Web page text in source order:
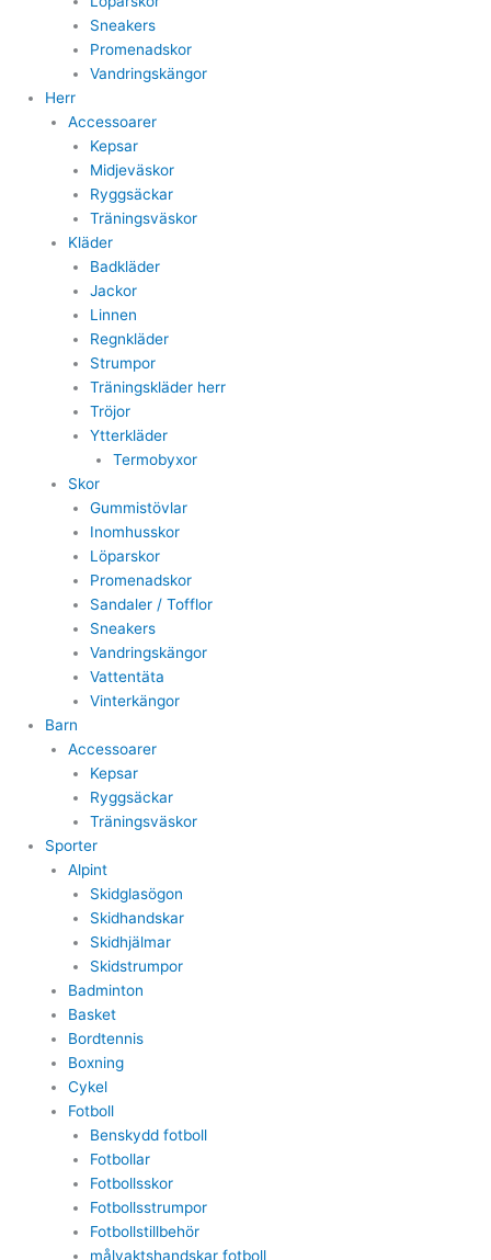
Sneakers
Promenadskor
Vandringskängor
Herr
Accessoarer
Kepsar
Midjeväskor
Ryggsäckar
Träningsväskor
Kläder
Badkläder
Jackor
Linnen
Regnkläder
Strumpor
Träningskläder herr
Tröjor
Ytterkläder
Termobyxor
Skor
Gummistövlar
Inomhusskor
Löparskor
Promenadskor
Sandaler / Tofflor
Sneakers
Vandringskängor
Vattentäta
Vinterkängor
Barn
Accessoarer
Kepsar
Ryggsäckar
Träningsväskor
Sporter
Alpint
Skidglasögon
Skidhandskar
Skidhjälmar
Skidstrumpor
Badminton
Basket
Bordtennis
Boxning
Cykel
Fotboll
Benskydd fotboll
Fotbollar
Fotbollsskor
Fotbollsstrumpor
Fotbollstillbehör
målvaktshandskar fotboll